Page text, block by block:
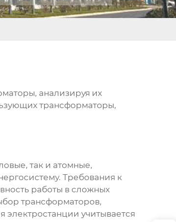
, анализируя их
трансформаторы,
так и атомные,
Требования к
работы в сложных
трансформаторов,
учитывается